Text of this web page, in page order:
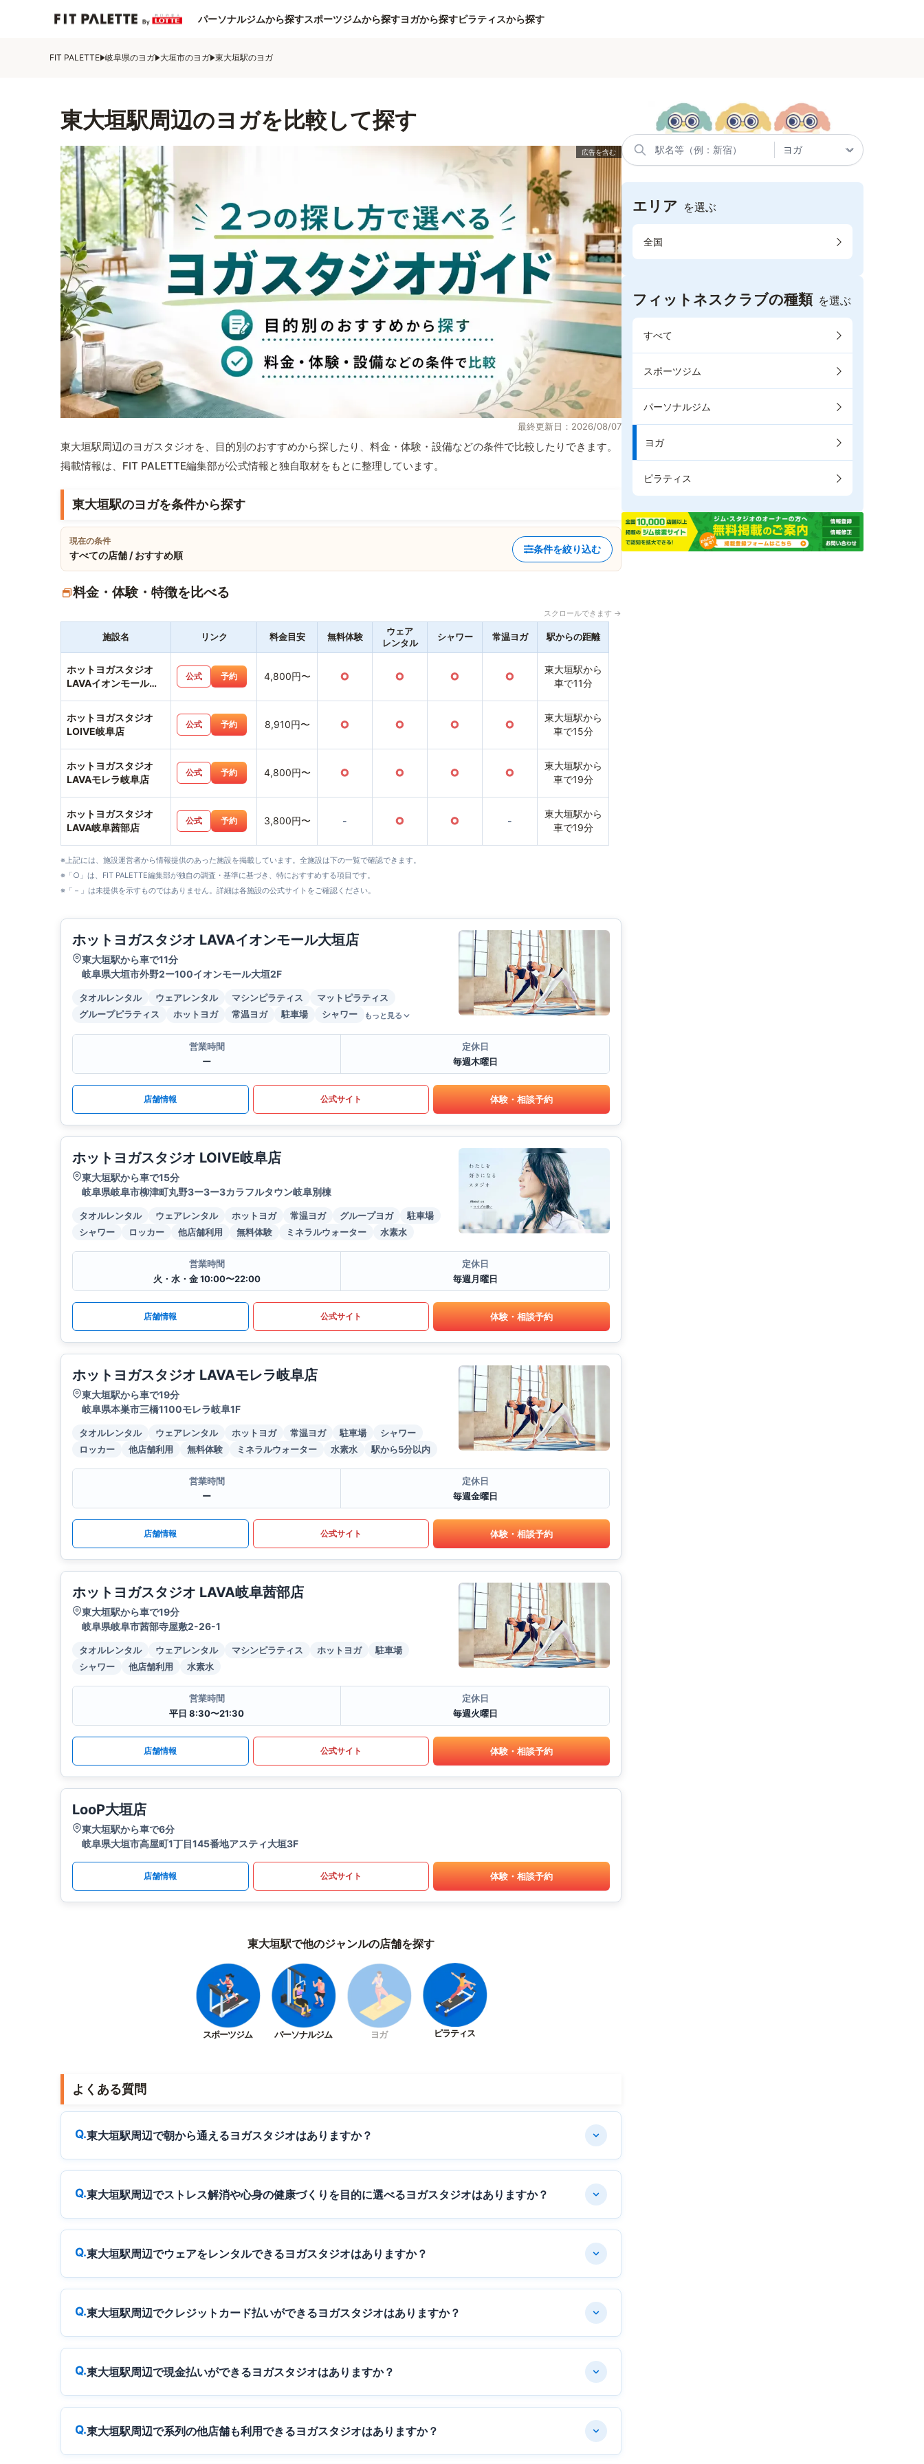
パーソナルジムから探すスポーツジムから探すヨガから探すピラティスから探す
FIT PALETTE 岐阜県のヨガ 大垣市のヨガ 東大垣駅のヨガ
東大垣駅周辺のヨガを比較して探す
最終更新日：2026/08/07
東大垣駅周辺のヨガスタジオを、目的別のおすすめから探したり、料金・体験・設備などの条件で比較したりできます。
掲載情報は、FIT PALETTE編集部が公式情報と独自取材をもとに整理しています。
東大垣駅のヨガを条件から探す
現在の条件
すべての店舗 / おすすめ順
条件を絞り込む
料金・体験・特徴を比べる
スクロールできます →
施設名 リンク 料金目安 無料体験
ウェア
レンタル
シャワー 常温ヨガ 駅からの距離
ホットヨガスタジオ
LAVAイオンモール大
公式 予約 4,800円〜 ○ ○ ○ ○
東大垣駅から
車で11分
ホットヨガスタジオ
LOIVE岐阜店
公式 予約 8,910円〜 ○ ○ ○ ○
東大垣駅から
車で15分
ホットヨガスタジオ
LAVAモレラ岐阜店
公式 予約 4,800円〜 ○ ○ ○ ○
東大垣駅から
車で19分
ホットヨガスタジオ
LAVA岐阜茜部店
公式 予約 3,800円〜 - ○ ○ -
東大垣駅から
車で19分
※上記には、施設運営者から情報提供のあった施設を掲載しています。全施設は下の一覧で確認できます。
※「○」は、FIT PALETTE編集部が独自の調査・基準に基づき、特におすすめする項目です。
※「－」は未提供を示すものではありません。詳細は各施設の公式サイトをご確認ください。
ホットヨガスタジオ LAVAイオンモール大垣店
東大垣駅から車で11分
岐阜県大垣市外野2ー100イオンモール大垣2F
タオルレンタル ウェアレンタル マシンピラティス
マットピラティス
グループピラティス
ホットヨガ 常温ヨガ 駐車場 シャワー もっと見る
営業時間
ー
定休日
毎週木曜日
店舗情報 公式サイト 体験・相談予約
ホットヨガスタジオ LOIVE岐阜店
東大垣駅から車で15分
岐阜県岐阜市柳津町丸野3ー3ー3カラフルタウン岐阜別棟
タオルレンタル ウェアレンタル ホットヨガ 常温ヨガ グループヨガ
駐車場
シャワー
ロッカー 他店舗利用 無料体験 ミネラルウォーター 水素水
営業時間
火・水・金 10:00〜22:00
定休日
毎週月曜日
店舗情報 公式サイト 体験・相談予約
ホットヨガスタジオ LAVAモレラ岐阜店
東大垣駅から車で19分
岐阜県本巣市三橋1100モレラ岐阜1F
タオルレンタル ウェアレンタル ホットヨガ 常温ヨガ 駐車場
シャワー
ロッカー
他店舗利用 無料体験 ミネラルウォーター 水素水 駅から5分以内
営業時間
ー
定休日
毎週金曜日
店舗情報 公式サイト 体験・相談予約
ホットヨガスタジオ LAVA岐阜茜部店
東大垣駅から車で19分
岐阜県岐阜市茜部寺屋敷2-26-1
タオルレンタル ウェアレンタル マシンピラティス ホットヨガ
駐車場
シャワー
他店舗利用 水素水
営業時間
平日 8:30〜21:30
定休日
毎週火曜日
店舗情報 公式サイト 体験・相談予約
LooP大垣店
東大垣駅から車で6分
岐阜県大垣市高屋町1丁目145番地アスティ大垣3F
店舗情報 公式サイト 体験・相談予約
東大垣駅で他のジャンルの店舗を探す
スポーツジム パーソナルジム ヨガ ピラティス
よくある質問
東大垣駅周辺で朝から通えるヨガスタジオはありますか？
東大垣駅周辺でストレス解消や心身の健康づくりを目的に選べるヨガスタジオはありますか？
東大垣駅周辺でウェアをレンタルできるヨガスタジオはありますか？
東大垣駅周辺でクレジットカード払いができるヨガスタジオはありますか？
東大垣駅周辺で現金払いができるヨガスタジオはありますか？
東大垣駅周辺で系列の他店舗も利用できるヨガスタジオはありますか？
エリア を選ぶ
全国
フィットネスクラブの種類 を選ぶ
すべて
スポーツジム
パーソナルジム
ヨガ
ピラティス